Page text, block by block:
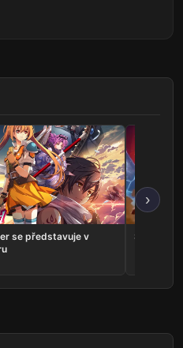
se představuje v
Serious
›